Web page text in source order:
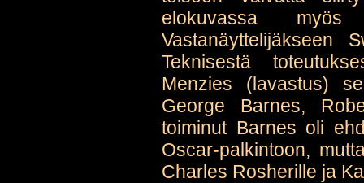
elokuvassa
Vastanäyttelijäkseen
Teknisestä
Menzies (lavastus)
George Barnes,
toiminut Barnes oli
Oscar-palkintoon,
Charles Rosherille ja